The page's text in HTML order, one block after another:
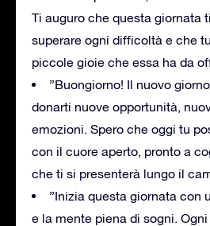
Ti auguro che questa giornata
superare ogni difficoltà e che
piccole gioie che essa ha da
”Buongiorno! Il nuovo
donarti nuove opportunità,
emozioni. Spero che oggi tu
con il cuore aperto, pronto a
che ti si presenterà lungo il
”Inizia questa giornata con
e la mente piena di sogni.